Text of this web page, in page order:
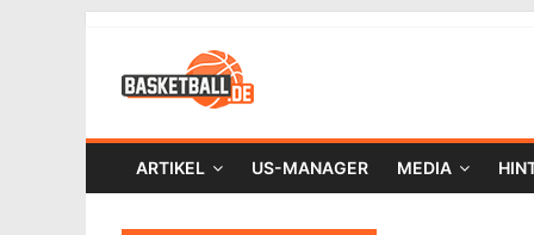
ARTIKEL US-MANAGER MEDIA